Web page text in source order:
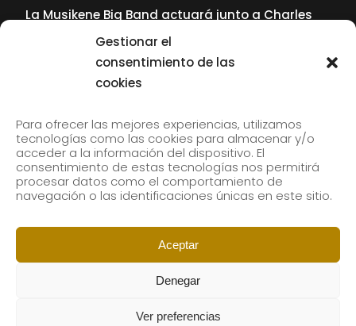
Gestionar el
consentimiento de las
cookies
Para ofrecer las mejores experiencias, utilizamos
tecnologías como las cookies para almacenar y/o
acceder a la información del dispositivo. El
consentimiento de estas tecnologías nos permitirá
procesar datos como el comportamiento de
navegación o las identificaciones únicas en este sitio.
Aceptar
Denegar
Ver preferencias
La Musikene Big Band actuará junto a Charles
Tolliver en el 61 Jazzaldia
Subscribe to our newsletter to receive our news by
email.